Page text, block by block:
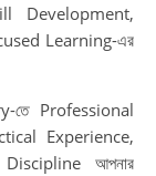
Development,
Learning-এর
তে Professional
Experience,
আপনার